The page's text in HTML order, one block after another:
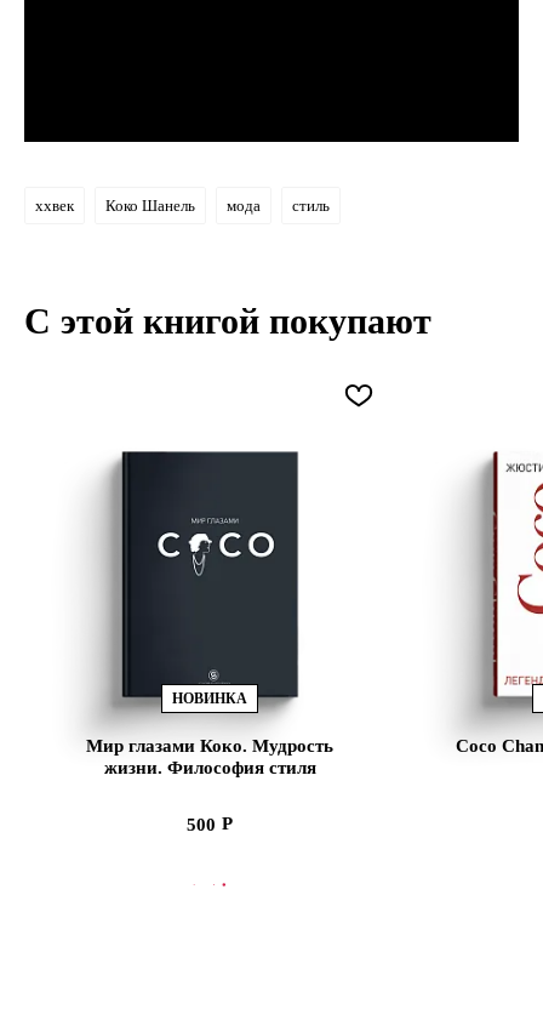
xxвек Коко Шанель мода стиль
С этой книгой покупают
НОВИНКА
Мир глазами Коко. Мудрость
жизни. Философия стиля
500
СООБЩИТЬ О ПОСТУПЛЕНИИ
Coco